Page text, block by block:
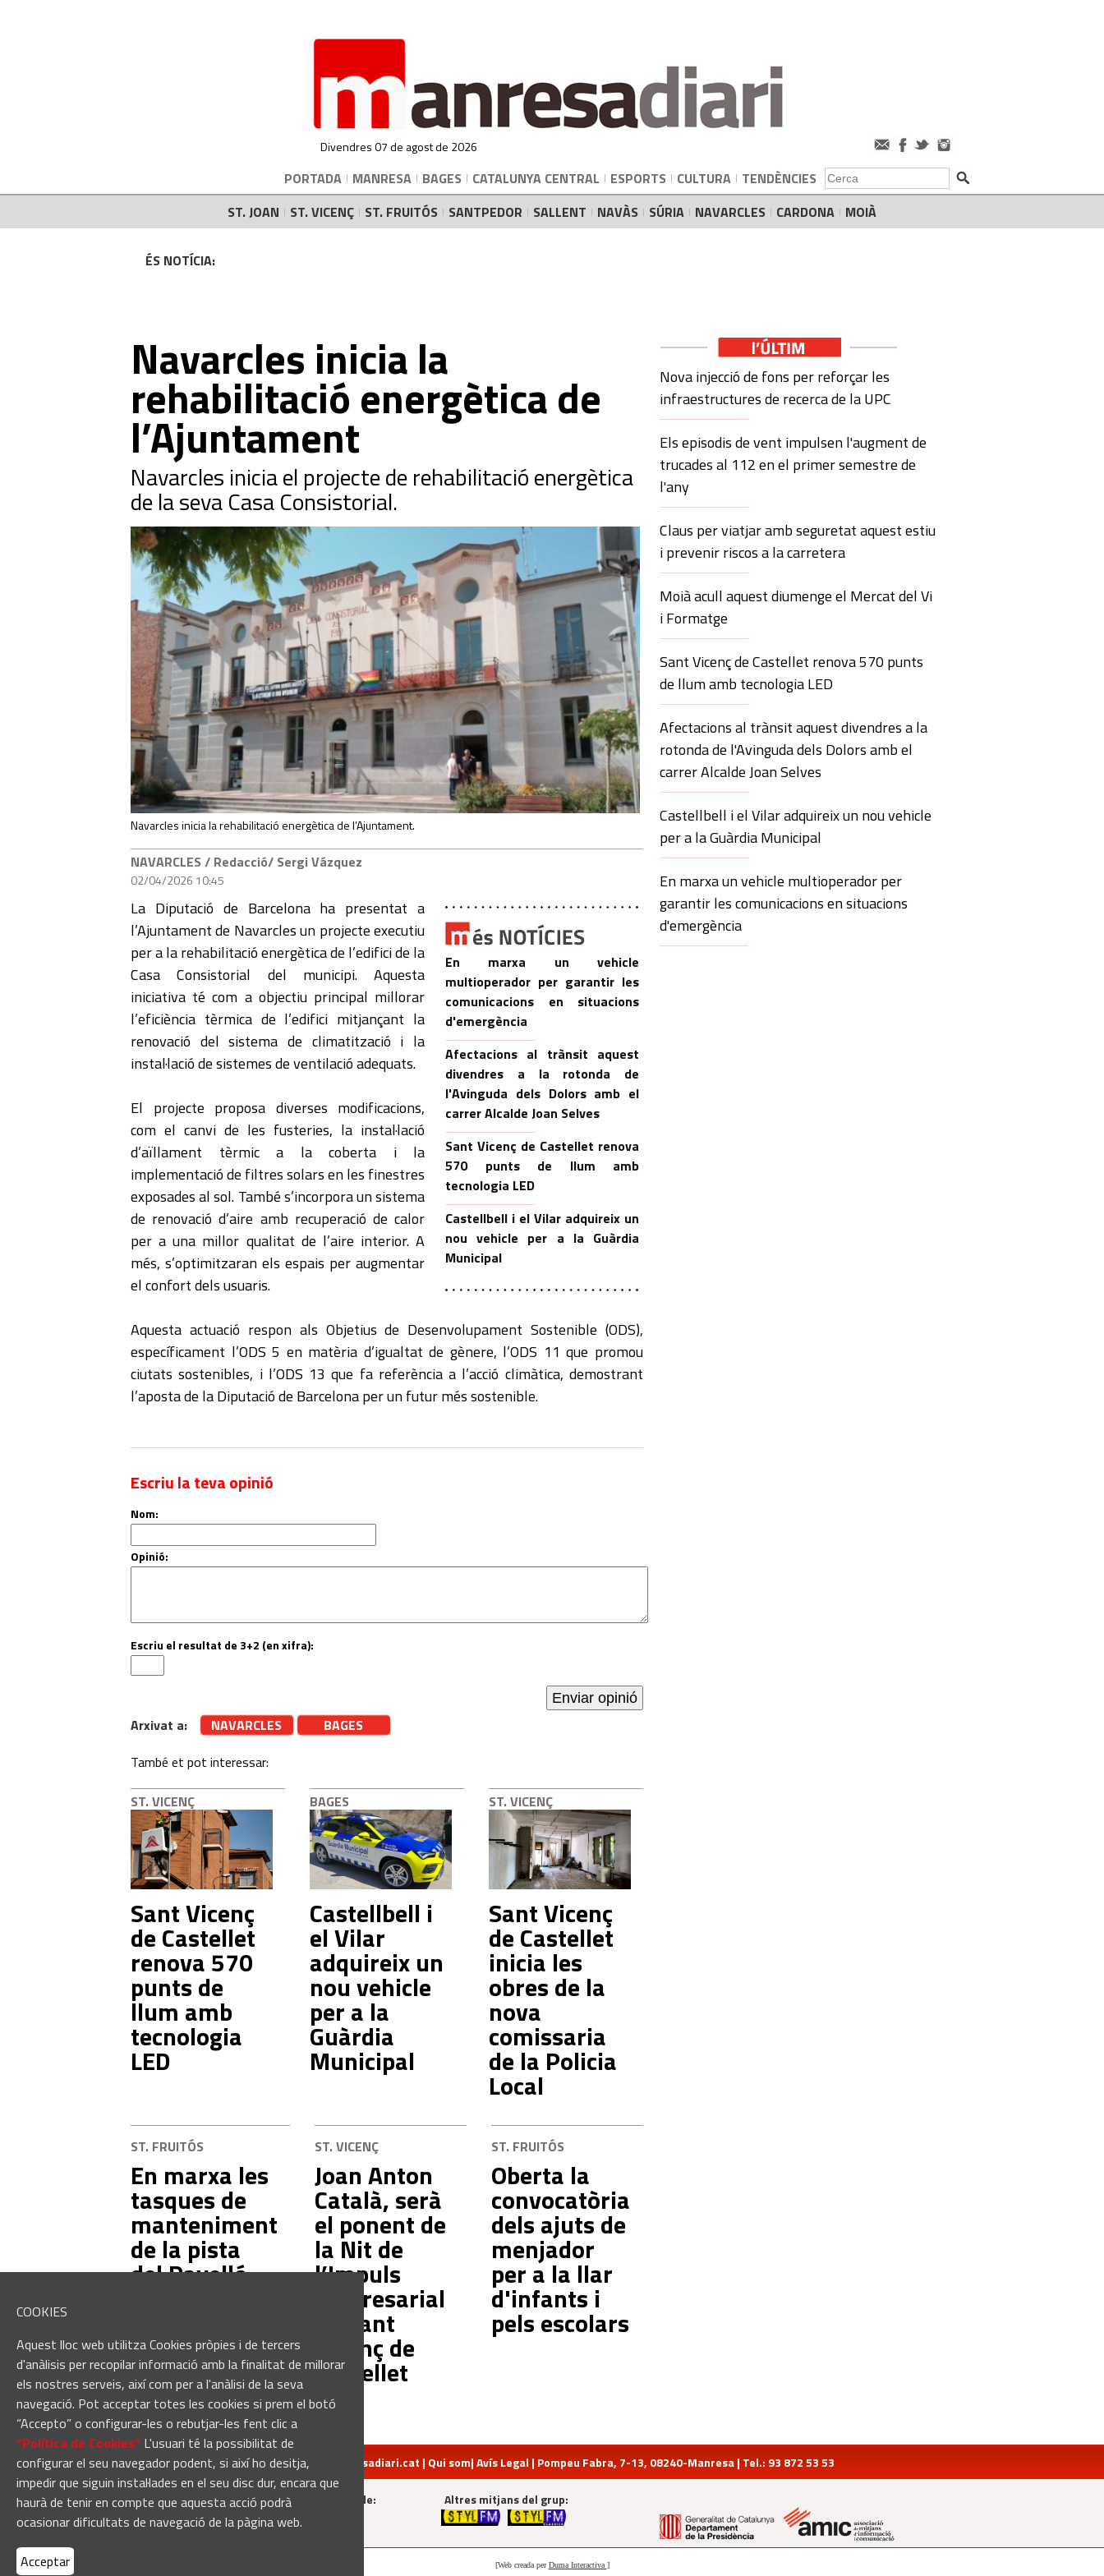
COOKIES
Aquest lloc web utilitza Cookies pròpies i de tercers
d'anàlisis per recopilar informació amb la finalitat de millorar
els nostres serveis, així com per a l'anàlisi de la seva
navegació. Pot acceptar totes les cookies si prem el botó
“Accepto” o configurar-les o rebutjar-les fent clic a
“Política de Cookies“ L'usuari té la possibilitat de
configurar el seu navegador podent, si així ho desitja,
impedir que siguin instal·lades en el seu disc dur, encara que
haurà de tenir en compte que aquesta acció podrà
ocasionar dificultats de navegació de la pàgina web.
Acceptar
Divendres 07 de agost de 2026
PORTADA MANRESA BAGES CATALUNYA CENTRAL ESPORTS CULTURA TENDÈNCIES
ST. JOAN
ST. VICENÇ ST. FRUITÓS SANTPEDOR SALLENT NAVÀS SÚRIA NAVARCLES CARDONA MOIÀ
ÉS NOTÍCIA:
Navarcles inicia la
rehabilitació energètica de
l’Ajuntament
Navarcles inicia el projecte de rehabilitació energètica
de la seva Casa Consistorial.
Navarcles inicia la rehabilitació energètica de l’Ajuntament.
NAVARCLES / Redacció/ Sergi Vázquez
02/04/2026 10:45
En marxa un vehicle
multioperador per garantir les
comunicacions en situacions
d'emergència
Afectacions al trànsit aquest
divendres a la rotonda de
l'Avinguda dels Dolors amb el
carrer Alcalde Joan Selves
Sant Vicenç de Castellet renova
570 punts de llum amb
tecnologia LED
Castellbell i el Vilar adquireix un
nou vehicle per a la Guàrdia
Municipal
La Diputació de Barcelona ha presentat a
l’Ajuntament de Navarcles un projecte executiu
per a la rehabilitació energètica de l’edifici de la
Casa Consistorial del municipi. Aquesta
iniciativa té com a objectiu principal millorar
l’eficiència tèrmica de l’edifici mitjançant la
renovació del sistema de climatització i la
instal·lació de sistemes de ventilació adequats.
El projecte proposa diverses modificacions,
com el canvi de les fusteries, la instal·lació
d’aïllament tèrmic a la coberta i la
implementació de filtres solars en les finestres
exposades al sol. També s’incorpora un sistema
de renovació d’aire amb recuperació de calor
per a una millor qualitat de l’aire interior. A
més, s’optimitzaran els espais per augmentar
el confort dels usuaris.
Aquesta actuació respon als Objetius de Desenvolupament Sostenible (ODS),
específicament l’ODS 5 en matèria d’igualtat de gènere, l’ODS 11 que promou
ciutats sostenibles, i l’ODS 13 que fa referència a l’acció climàtica, demostrant
l’aposta de la Diputació de Barcelona per un futur més sostenible.
Escriu la teva opinió
Nom:
Opinió:
Escriu el resultat de 3+2 (en xifra):
Arxivat a: NAVARCLES
BAGES
També et pot interessar:
ST. VICENÇ
Sant Vicenç
de Castellet
renova 570
punts de
llum amb
tecnologia
LED
BAGES
Castellbell i
el Vilar
adquireix un
nou vehicle
per a la
Guàrdia
Municipal
ST. VICENÇ
Sant Vicenç
de Castellet
inicia les
obres de la
nova
comissaria
de la Policia
Local
ST. FRUITÓS
En marxa les
tasques de
manteniment
de la pista
del Pavelló
Sant Fruitós
ST. VICENÇ
Joan Anton
Català, serà
el ponent de
la Nit de
l’Impuls
Empresarial
de Sant
Vicenç de
Castellet
ST. FRUITÓS
Oberta la
convocatòria
dels ajuts de
menjador
per a la llar
d'infants i
pels escolars
Nova injecció de fons per reforçar les
infraestructures de recerca de la UPC
Els episodis de vent impulsen l'augment de
trucades al 112 en el primer semestre de
l'any
Claus per viatjar amb seguretat aquest estiu
i prevenir riscos a la carretera
Moià acull aquest diumenge el Mercat del Vi
i Formatge
Sant Vicenç de Castellet renova 570 punts
de llum amb tecnologia LED
Afectacions al trànsit aquest divendres a la
rotonda de l'Avinguda dels Dolors amb el
carrer Alcalde Joan Selves
Castellbell i el Vilar adquireix un nou vehicle
per a la Guàrdia Municipal
En marxa un vehicle multioperador per
garantir les comunicacions en situacions
d'emergència
redaccio@manresadiari.cat | Qui som|Avís Legal | Pompeu Fabra, 7-13, 08240-Manresa | Tel.: 93 872 53 53
Manresadiari.cat és un producte de: Altres mitjans del grup:
[Web creada perDuma Interactiva ]